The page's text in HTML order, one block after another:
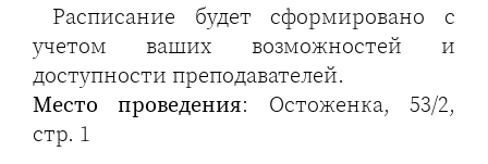
Расписание будет сформировано с
учетом ваших возможностей и
доступности преподавателей.
Место проведения: Остоженка, 53/2,
стр. 1